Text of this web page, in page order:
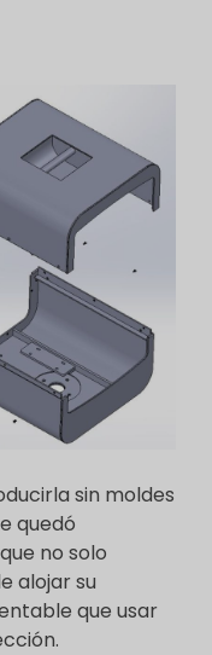
sin moldes
quedó
no solo
alojar su
que usar